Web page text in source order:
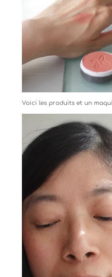
Voici les produits et un